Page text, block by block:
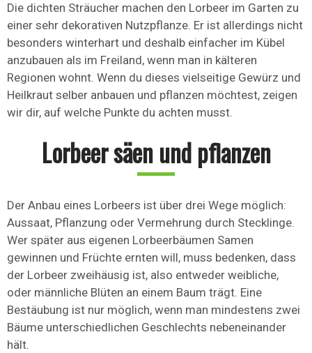
Die dichten Sträucher machen den Lorbeer im Garten zu
einer sehr dekorativen Nutzpflanze. Er ist allerdings nicht
besonders winterhart und deshalb einfacher im Kübel
anzubauen als im Freiland, wenn man in kälteren
Regionen wohnt. Wenn du dieses vielseitige Gewürz und
Heilkraut selber anbauen und pflanzen möchtest, zeigen
wir dir, auf welche Punkte du achten musst.
Lorbeer säen und pflanzen
Der Anbau eines Lorbeers ist über drei Wege möglich:
Aussaat, Pflanzung oder Vermehrung durch Stecklinge.
Wer später aus eigenen Lorbeerbäumen Samen
gewinnen und Früchte ernten will, muss bedenken, dass
der Lorbeer zweihäusig ist, also entweder weibliche,
oder männliche Blüten an einem Baum trägt. Eine
Bestäubung ist nur möglich, wenn man mindestens zwei
Bäume unterschiedlichen Geschlechts nebeneinander
hält.